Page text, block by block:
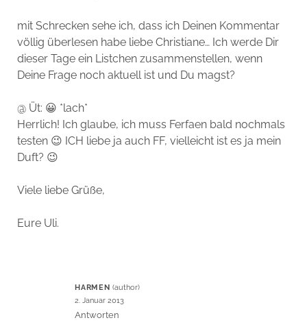
mit Schrecken sehe ich, dass ich Deinen Kommentar
völlig überlesen habe liebe Christiane… Ich werde Dir
dieser Tage ein Listchen zusammenstellen, wenn
Deine Frage noch aktuell ist und Du magst?
@ Üt: 😀 *lach*
Herrlich! Ich glaube, ich muss Ferfaen bald nochmals
testen 😉 ICH liebe ja auch FF, vielleicht ist es ja mein
Duft? 😉
Viele liebe Grüße,
Eure Uli.
HARMEN
2. Januar 2013
Antworten